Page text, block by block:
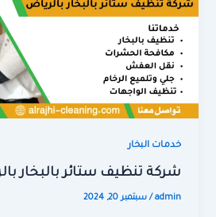
خدمات البخار
شركة تنظيف ستائر بالبخار
admin
/سبتمبر 20, 2024